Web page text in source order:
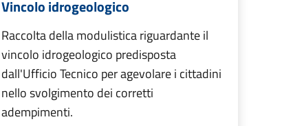
Vincolo idrogeologico
Raccolta della modulistica riguardante il
vincolo idrogeologico predisposta
dall'Ufficio Tecnico per agevolare i cittadini
nello svolgimento dei corretti
adempimenti.